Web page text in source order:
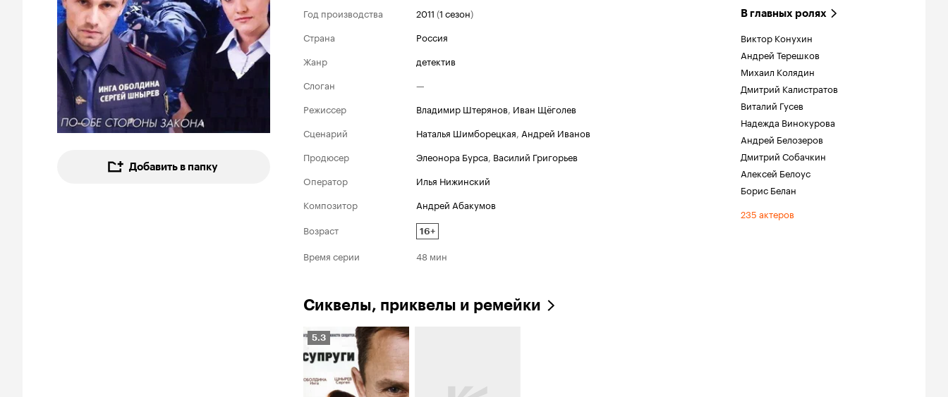
Добавить в папку
Год производства 2011 (1 сезон)
Страна
Россия
Жанр
детектив
Слоган
—
Режиссер
Владимир Штерянов, Иван Щёголев
Сценарий
Наталья Шимборецкая, Андрей Иванов
Продюсер
Элеонора Бурса, Василий Григорьев
Оператор
Илья Нижинский
Композитор
Андрей Абакумов
Возраст
16+
Время серии 48 мин
В главных ролях
Виктор Конухин
Андрей Терешков
Михаил Колядин
Дмитрий Калистратов
Виталий Гусев
Надежда Винокурова
Андрей Белозеров
Дмитрий Собачкин
Алексей Белоус
Борис Белан
235 актеров
Сиквелы, приквелы и ремейки
Рейтинг
Кинопоиска
5.3
5.3